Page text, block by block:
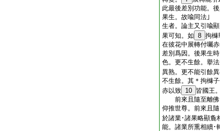
此最後差別功能。
果生。故喩同法｣
生者。論主又引喩
果可知。如 8 拘櫞
在彼花中展轉付囑
差別爲因。後果生
色。更不生餘。擧
異熟。更不能引餘
不生餘。其＊拘櫞
赤以致 10 皆國王
前來且隨至離佛
仰推世尊。前來且
於諸業･諸果略顯麁
能。諸業所熏相續･